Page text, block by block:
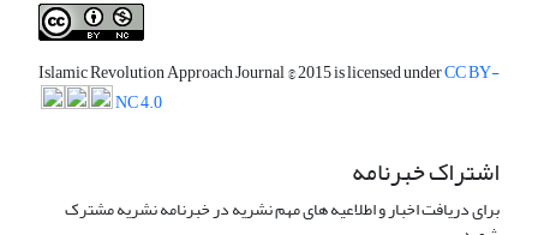
Islamic Revolution Approach Journal© 2015 is licensed underCC BY-
NC 4.0
اشتراک خبرنامه
برای دریافت اخبار و اطلاعیه های مهم نشریه در خبرنامه نشریه مشترک